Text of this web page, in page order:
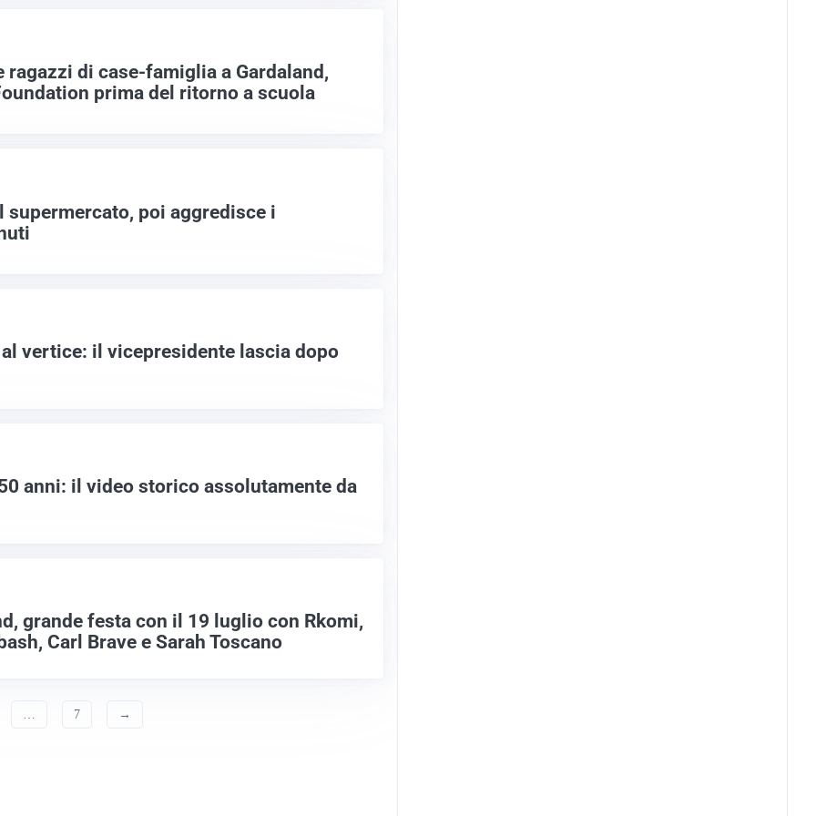
ragazzi di case-famiglia a Gardaland,
prima del ritorno a scuola
poi aggredisce i
vertice: il vicepresidente lascia dopo
anni: il video storico assolutamente da
grande festa con il 19 luglio con Rkomi,
Carl Brave e Sarah Toscano
7 →